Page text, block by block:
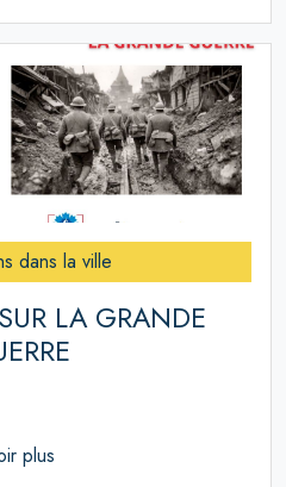
dans la ville
LA GRANDE
plus